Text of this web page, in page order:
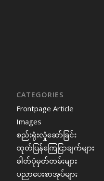
CATEGORIES
Frontpage Article
Images
စည်းရုံးလှုံဆော်ခြင်း
ထုတ်ပြန်ကြေငြာချက်များ
ဓါတ်ပုံမှတ်တမ်းများ
ပညာပေးစာအုပ်များ